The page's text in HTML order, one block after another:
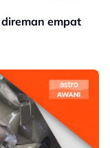
empat